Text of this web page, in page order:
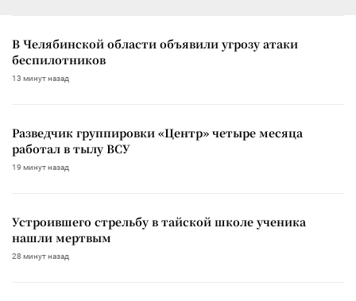
В Челябинской области объявили угрозу атаки
беспилотников
13 минут назад
Разведчик группировки «Центр» четыре месяца
работал в тылу ВСУ
19 минут назад
Устроившего стрельбу в тайской школе ученика
нашли мертвым
28 минут назад